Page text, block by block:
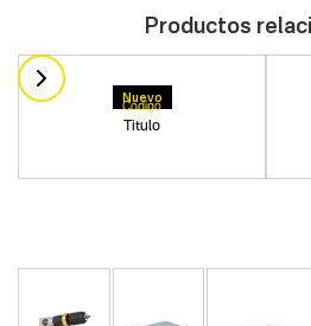
Productos
Nuevo
Titulo
Codigo